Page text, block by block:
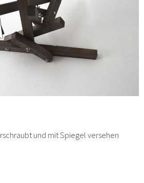
und mit Spiegel versehen